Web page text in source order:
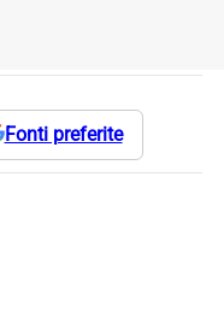
Fonti preferite